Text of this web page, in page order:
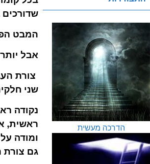
המבט
אבל
צורת
שני
נקודה
ראשית,
ומודה
גם צורת
הדרכה מעשית